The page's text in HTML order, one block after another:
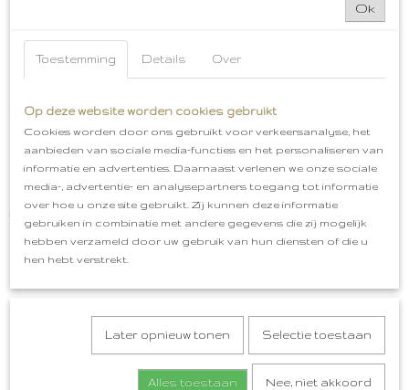
€ 5,99
Ok
Toestemming Details Over
Op deze website worden cookies gebruikt
Cookies worden door ons gebruikt voor verkeersanalyse, het
aanbieden van sociale media-functies en het personaliseren van
informatie en advertenties. Daarnaast verlenen we onze sociale
media-, advertentie- en analysepartners toegang tot informatie
over hoe u onze site gebruikt. Zij kunnen deze informatie
gebruiken in combinatie met andere gegevens die zij mogelijk
hebben verzameld door uw gebruik van hun diensten of die u
hen hebt verstrekt.
Later opnieuw tonen Selectie toestaan
Alles toestaan Nee, niet akkoord